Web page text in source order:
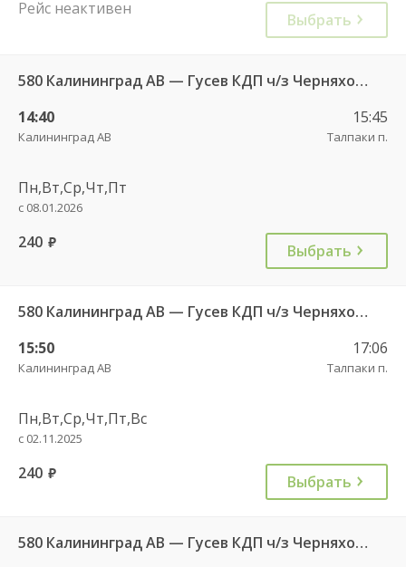
Рейс неактивен
Выбрать
580 Калининград АВ — Гусев КДП ч/з Черняховск АС
14:40
Калининград АВ
15:45
Талпаки п.
Пн,Вт,Ср,Чт,Пт
с 08.01.2026
240 руб. Выбрать
580 Калининград АВ — Гусев КДП ч/з Черняховск АС
15:50
Калининград АВ
17:06
Талпаки п.
Пн,Вт,Ср,Чт,Пт,Вс
с 02.11.2025
240 руб. Выбрать
580 Калининград АВ — Гусев КДП ч/з Черняховск АС